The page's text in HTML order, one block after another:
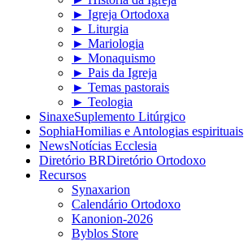
► Igreja Ortodoxa
► Liturgia
► Mariologia
► Monaquismo
► Pais da Igreja
► Temas pastorais
► Teologia
SinaxeSuplemento Litúrgico
SophiaHomilias e Antologias espirituais
NewsNotícias Ecclesia
Diretório BRDiretório Ortodoxo
Recursos
Synaxarion
Calendário Ortodoxo
Kanonion-2026
Byblos Store